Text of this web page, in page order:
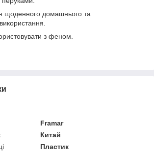
щоденного домашнього та
з феном.
Framar
Китай
Пластик